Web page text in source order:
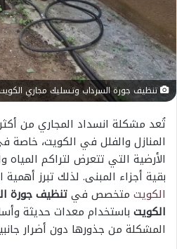
تنظيف جورة السرداب وتـسليك مجاري
تُعد مشكلة انسداد المجاري من
المنازل والفلل في الكويت، خاصة
الأرضية التي تتعرض لتراكم
بقية أجزاء المبنى. لذلك تبرز أهمية
الكويت متخصص فيتنظيف جورة
الكويت باستخدام معدات حديثة
المشكلة من جذورها دون أضرار